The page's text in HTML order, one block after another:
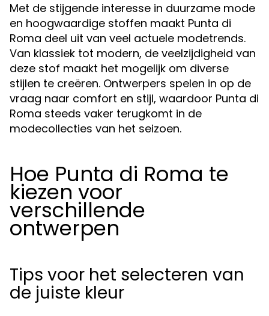
Met de stijgende interesse in duurzame mode
en hoogwaardige stoffen maakt Punta di
Roma deel uit van veel actuele modetrends.
Van klassiek tot modern, de veelzijdigheid van
deze stof maakt het mogelijk om diverse
stijlen te creëren. Ontwerpers spelen in op de
vraag naar comfort en stijl, waardoor Punta di
Roma steeds vaker terugkomt in de
modecollecties van het seizoen.
Hoe Punta di Roma te
kiezen voor
verschillende
ontwerpen
Tips voor het selecteren van
de juiste kleur